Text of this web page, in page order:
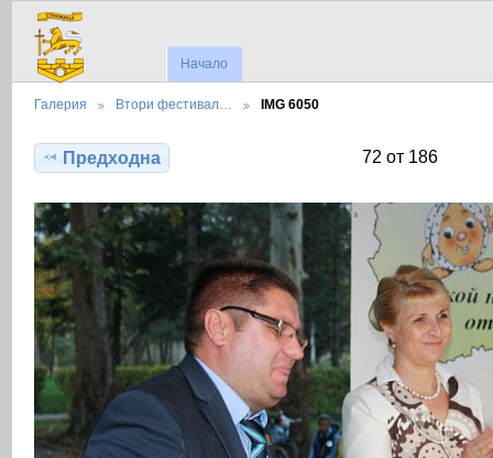
Начало
Галерия Втори фестивал… IMG 6050
Предходна 72 от 186